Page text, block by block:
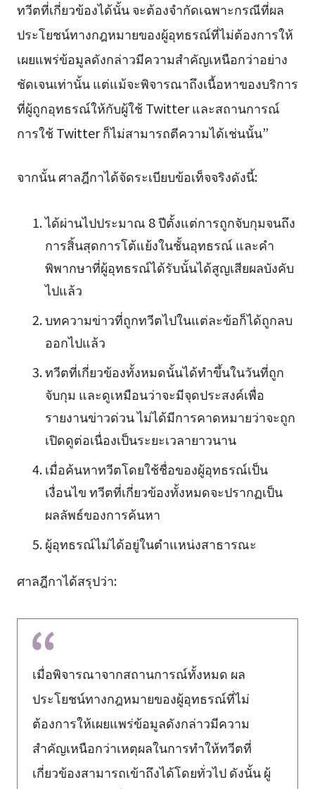
ทวีตที่เกี่ยวข้องได้นั้น จะต้องจำกัดเฉพาะกรณีที่ผล
ประโยชน์ทางกฎหมายของผู้อุทธรณ์ที่ไม่ต้องการให้
เผยแพร่ข้อมูลดังกล่าวมีความสำคัญเหนือกว่าอย่าง
ชัดเจนเท่านั้น แต่แม้จะพิจารณาถึงเนื้อหาของบริการ
ที่ผู้ถูกอุทธรณ์ให้กับผู้ใช้ Twitter และสถานการณ์
การใช้ Twitter ก็ไม่สามารถตีความได้เช่นนั้น”
จากนั้น ศาลฎีกาได้จัดระเบียบข้อเท็จจริงดังนี้:
ได้ผ่านไปประมาณ 8 ปีตั้งแต่การถูกจับกุมจนถึง
การสิ้นสุดการโต้แย้งในชั้นอุทธรณ์ และคำ
พิพากษาที่ผู้อุทธรณ์ได้รับนั้นได้สูญเสียผลบังคับ
ไปแล้ว
บทความข่าวที่ถูกทวีตไปในแต่ละข้อก็ได้ถูกลบ
ออกไปแล้ว
ทวีตที่เกี่ยวข้องทั้งหมดนั้นได้ทำขึ้นในวันที่ถูก
จับกุม และดูเหมือนว่าจะมีจุดประสงค์เพื่อ
รายงานข่าวด่วน ไม่ได้มีการคาดหมายว่าจะถูก
เปิดดูต่อเนื่องเป็นระยะเวลายาวนาน
เมื่อค้นหาทวีตโดยใช้ชื่อของผู้อุทธรณ์เป็น
เงื่อนไข ทวีตที่เกี่ยวข้องทั้งหมดจะปรากฏเป็น
ผลลัพธ์ของการค้นหา
ผู้อุทธรณ์ไม่ได้อยู่ในตำแหน่งสาธารณะ
ศาลฎีกาได้สรุปว่า:
เมื่อพิจารณาจากสถานการณ์ทั้งหมด ผล
ประโยชน์ทางกฎหมายของผู้อุทธรณ์ที่ไม่
ต้องการให้เผยแพร่ข้อมูลดังกล่าวมีความ
สำคัญเหนือกว่าเหตุผลในการทำให้ทวีตที่
เกี่ยวข้องสามารถเข้าถึงได้โดยทั่วไป ดังนั้น ผู้